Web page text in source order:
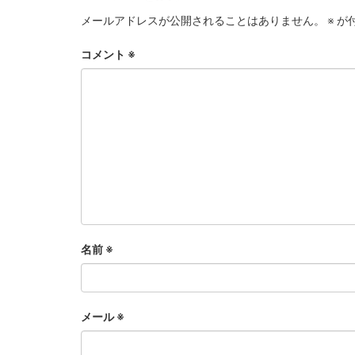
メールアドレスが公開されることはありません。 ※ が
コメント ※
名前 ※
メール※